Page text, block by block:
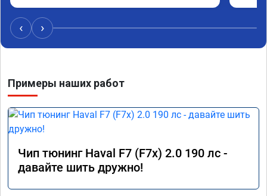
‹ ›
Примеры наших работ
Чип тюнинг Haval F7 (F7x) 2.0 190 лс -
давайте шить дружно!